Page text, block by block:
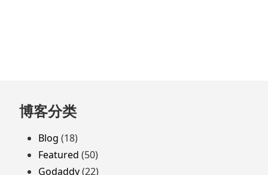
跳
至
页
脚
博客分类
Blog (18)
Featured (50)
Godaddy(22)